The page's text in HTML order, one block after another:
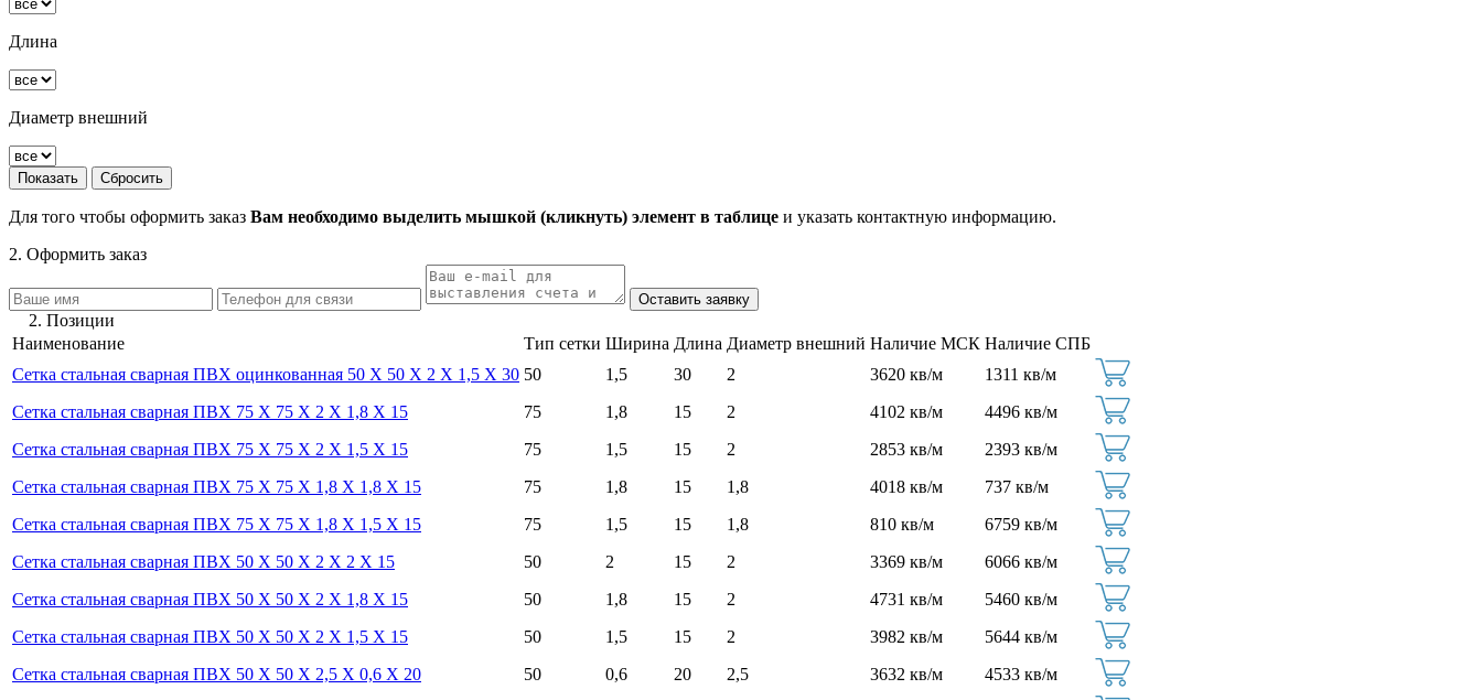
Длина
Диаметр внешний
Для того чтобы оформить заказ Вам необходимо выделить мышкой (кликнуть) элемент в таблице и указать контактную информацию.
2. Оформить заказ
2. Позиции
Наименование
Тип сетки Ширина Длина Диаметр внешний Наличие МСК Наличие СПБ
Сетка стальная сварная ПВХ оцинкованная 50 Х 50 Х 2 Х 1,5 Х 30 50 1,5 30 2 3620 кв/м
1311 кв/м
Сетка стальная сварная ПВХ 75 Х 75 Х 2 Х 1,8 Х 15
75 1,8 15 2 4102 кв/м
4496 кв/м
Сетка стальная сварная ПВХ 75 Х 75 Х 2 Х 1,5 Х 15
75 1,5 15 2 2853 кв/м
2393 кв/м
Сетка стальная сварная ПВХ 75 Х 75 Х 1,8 Х 1,8 Х 15
75 1,8 15 1,8 4018 кв/м
737 кв/м
Сетка стальная сварная ПВХ 75 Х 75 Х 1,8 Х 1,5 Х 15
75 1,5 15 1,8 810 кв/м
6759 кв/м
Сетка стальная сварная ПВХ 50 Х 50 Х 2 Х 2 Х 15
50 2 15 2 3369 кв/м
6066 кв/м
Сетка стальная сварная ПВХ 50 Х 50 Х 2 Х 1,8 Х 15
50 1,8 15 2 4731 кв/м
5460 кв/м
Сетка стальная сварная ПВХ 50 Х 50 Х 2 Х 1,5 Х 15
50 1,5 15 2 3982 кв/м
5644 кв/м
Сетка стальная сварная ПВХ 50 Х 50 Х 2,5 Х 0,6 Х 20
50 0,6 20 2,5 3632 кв/м
4533 кв/м